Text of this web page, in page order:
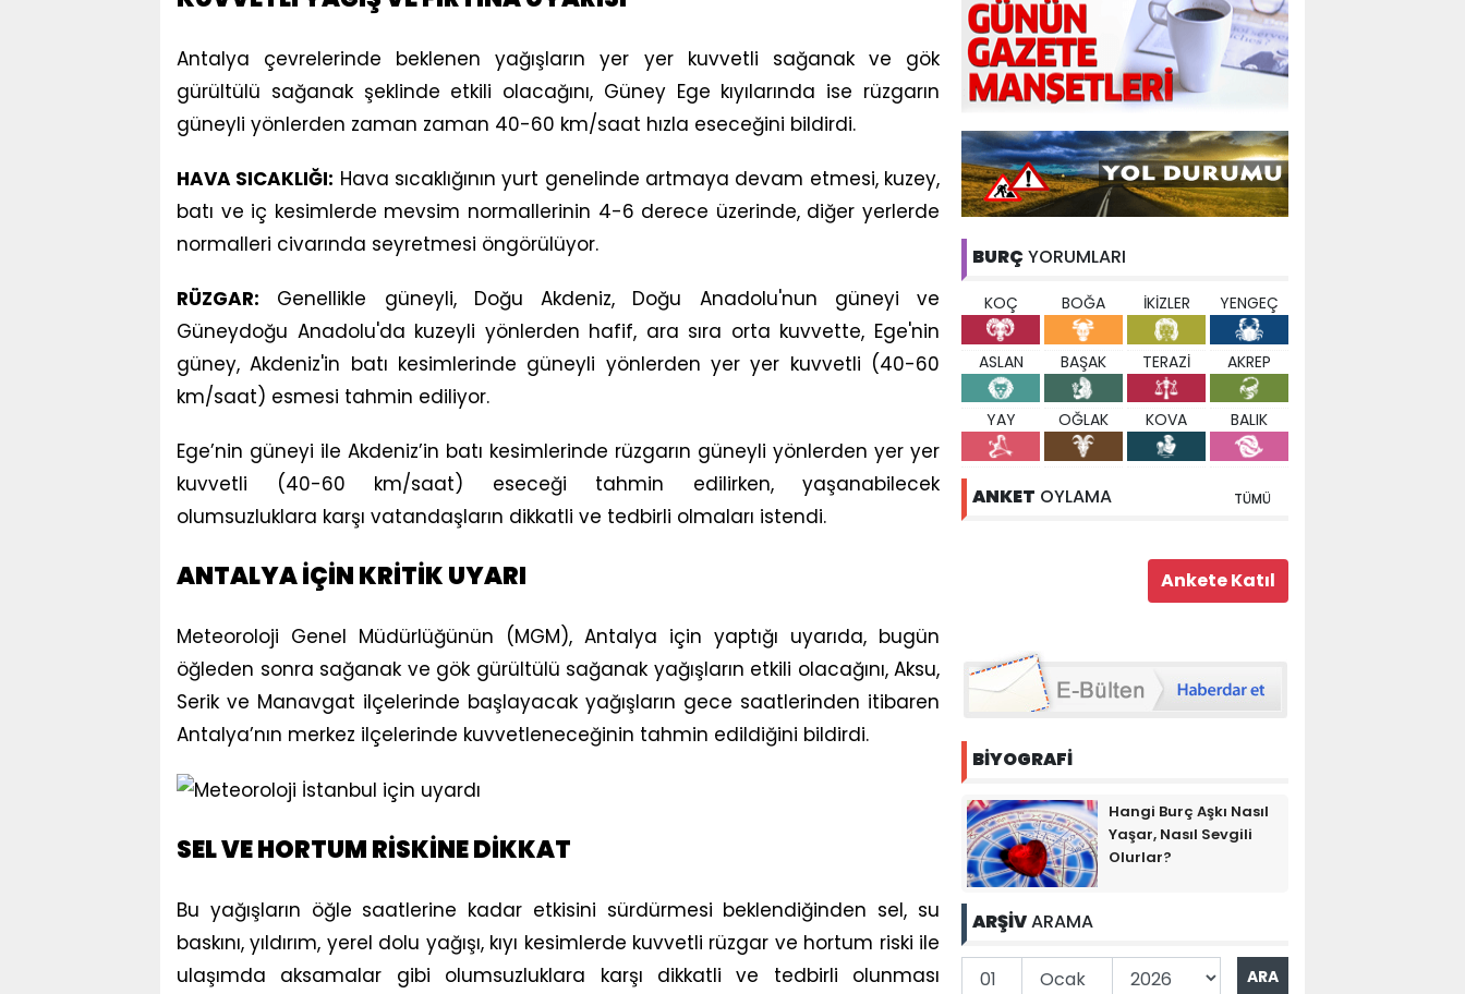
Antalya çevrelerinde beklenen yağışların yer yer kuvvetli sağanak ve gök
gürültülü sağanak şeklinde etkili olacağını, Güney Ege kıyılarında ise rüzgarın
güneyli yönlerden zaman zaman 40-60 km/saat hızla eseceğini bildirdi.
HAVA SICAKLIĞI: Hava sıcaklığının yurt genelinde artmaya devam etmesi, kuzey,
batı ve iç kesimlerde mevsim normallerinin 4-6 derece üzerinde, diğer yerlerde
normalleri civarında seyretmesi öngörülüyor.
RÜZGAR: Genellikle güneyli, Doğu Akdeniz, Doğu Anadolu'nun güneyi ve
Güneydoğu Anadolu'da kuzeyli yönlerden hafif, ara sıra orta kuvvette, Ege'nin
güney, Akdeniz'in batı kesimlerinde güneyli yönlerden yer yer kuvvetli (40-60
km/saat) esmesi tahmin ediliyor.
Ege’nin güneyi ile Akdeniz’in batı kesimlerinde rüzgarın güneyli yönlerden yer yer
kuvvetli (40-60 km/saat) eseceği tahmin edilirken, yaşanabilecek
olumsuzluklara karşı vatandaşların dikkatli ve tedbirli olmaları istendi.
ANTALYA İÇİN KRİTİK UYARI
Meteoroloji Genel Müdürlüğünün (MGM), Antalya için yaptığı uyarıda, bugün
öğleden sonra sağanak ve gök gürültülü sağanak yağışların etkili olacağını, Aksu,
Serik ve Manavgat ilçelerinde başlayacak yağışların gece saatlerinden itibaren
Antalya’nın merkez ilçelerinde kuvvetleneceğinin tahmin edildiğini bildirdi.
SEL VE HORTUM RİSKİNE DİKKAT
Bu yağışların öğle saatlerine kadar etkisini sürdürmesi beklendiğinden sel, su
baskını, yıldırım, yerel dolu yağışı, kıyı kesimlerde kuvvetli rüzgar ve hortum riski ile
ulaşımda aksamalar gibi olumsuzluklara karşı dikkatli ve tedbirli olunması
BURÇ YORUMLARI
KOÇ BOĞA İKİZLER YENGEÇ
ASLAN BAŞAK TERAZİ AKREP
YAY OĞLAK KOVA BALIK
ANKET OYLAMA TÜMÜ
BİYOGRAFİ
Hangi Burç Aşkı Nasıl
Yaşar, Nasıl Sevgili
Olurlar?
ARŞİVARAMA